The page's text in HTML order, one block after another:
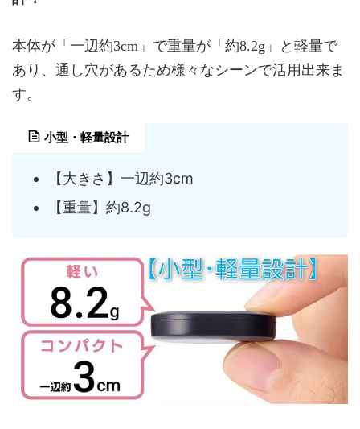
本体が「一辺約3cm」で重量が「約8.2g」と軽量で
あり、通し穴があるため様々なシーンで活用出来ま
す。
小型・軽量設計
【大きさ】一辺約3cm
【重量】約8.2g